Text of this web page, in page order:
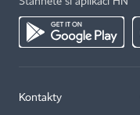
Kontakty